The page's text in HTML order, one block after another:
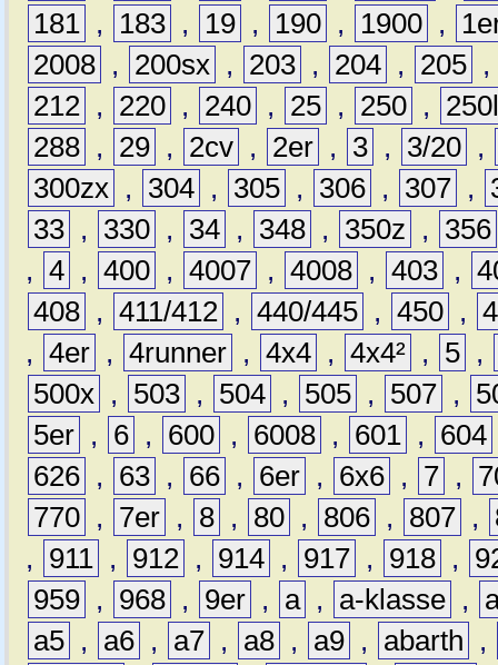
181 , 183 , 19 , 190 , 1900 ,
2008 , 200sx , 203 , 204 , 205 ,
212 , 220 , 240 , 25 , 250 ,
288 , 29 , 2cv , 2er , 3 , 3/20 ,
300zx , 304 , 305 , 306 , 307 ,
33 , 330 , 34 , 348 , 350z ,
356
, 4 , 400 , 4007 , 4008 , 403 ,
408 , 411/412 , 440/445 , 450 ,
, 4er , 4runner , 4x4 , 4x4² , 5 ,
500x , 503 , 504 , 505 , 507 ,
5er , 6 , 600 , 6008 , 601 , 604
626 , 63 , 66 , 6er , 6x6 , 7 ,
770 , 7er , 8 , 80 , 806 , 807 ,
,
911 , 912 , 914 , 917 , 918 ,
959 , 968 , 9er , a , a-klasse ,
a5 , a6 , a7 , a8 , a9 , abarth
,